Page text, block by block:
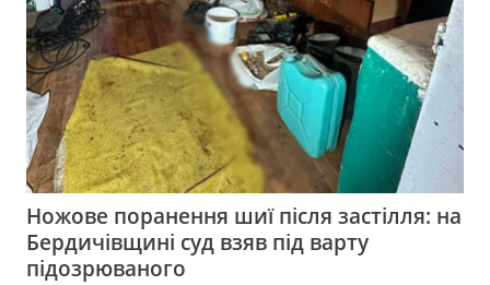
Ножове поранення шиї після застілля: на
Бердичівщині суд взяв під варту
підозрюваного